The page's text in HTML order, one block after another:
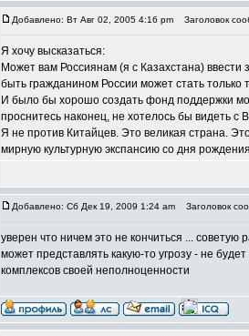
Добавлено: Вт Авг 02, 2005 4:16 pm Заголовок
Я хочу высказаться:
Может вам Россиянам (я с Казахстана)
быть гражданином России может стать только
И было бы хорошо создать фонд поддержки
проснитесь наконец, не хотелось бы видеть с
Я не против Китайцев. Это великая страна.
мирную культурную экспансию со дня
Добавлено: Сб Дек 19, 2009 1:24 am Заголовок
уверен что ничем это не кончиться ... советую
может представлять какую-то угрозу - не
комплексов своей неполноценности